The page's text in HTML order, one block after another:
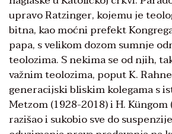
upravo Ratzinger, kojemu je
bitna, kao moćni prefekt
papa, s velikom dozom sumnje
teolozima. S nekima se od njih,
važnim teolozima, poput K.
generacijski bliskim kolegama s
Metzom (1928-2018) i H. Küngom
razišao i sukobio sve do